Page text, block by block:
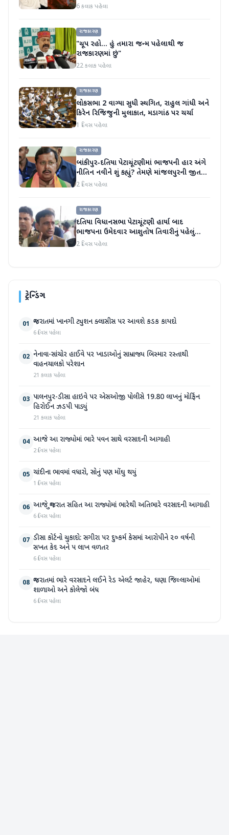
6 કલાક પહેલા
રાજકારણ
"ચૂપ રહો... હું તમારા જન્મ પહેલાથી જ
રાજકારણમાં છું"
22 કલાક પહેલા
રાજકારણ
લોકસભા 2 વાગ્યા સુધી સ્થગિત, રાહુલ ગાંધી અને
કિરેન રિજિજુની મુલાકાત, મડાગાંઠ પર ચર્ચા
1 દિવસ પહેલા
રાજકારણ
બાંકીપુર-દતિયા પેટાચૂંટણીમાં ભાજપની હાર અંગે
નીતિન નવીને શું કહ્યું? તેમણે માંજલપુરની જીત
પર પણ ટિપ્પણી કરી
2 દિવસ પહેલા
રાજકારણ
દતિયા વિધાનસભા પેટાચૂંટણી હાર્યા બાદ
ભાજપના ઉમેદવાર આશુતોષ તિવારીનું પહેલું
નિવેદન
2 દિવસ પહેલા
ટ્રેન્ડિંગ
01 ગુજરાતમાં ખાનગી ટ્યુશન ક્લાસીસ પર આવશે કડક કાયદો
6 દિવસ પહેલા
02 નેનાવા-સાંચોર હાઈવે પર ખાડાઓનું સામ્રાજ્ય બિસ્માર રસ્તાથી
વાહનચાલકો પરેશાન
21 કલાક પહેલા
03 પાલનપુર-ડીસા હાઇવે પર એસઓજી પોલીસે 19.80 લાખનું મોર્ફિન
હિરોઈન ઝડપી પાડ્યું
21 કલાક પહેલા
04 આજે આ રાજ્યોમાં ભારે પવન સાથે વરસાદની આગાહી
2 દિવસ પહેલા
05 ચાંદીના ભાવમાં વધારો, સોનું પણ મોંઘુ થયું
1 દિવસ પહેલા
06 આજે ગુજરાત સહિત આ રાજ્યોમાં ભારેથી અતિભારે વરસાદની આગાહી
6 દિવસ પહેલા
07 ડીસા કોર્ટનો ચુકાદો: સગીરા પર દુષ્કર્મ કેસમાં આરોપીને ૨૦ વર્ષની
સખત કેદ અને ૫ લાખ વળતર
6 દિવસ પહેલા
08 ગુજરાતમાં ભારે વરસાદને લઈને રેડ એલર્ટ જાહેર, ઘણા જિલ્લાઓમાં
શાળાઓ અને કોલેજો બંધ
6 દિવસ પહેલા